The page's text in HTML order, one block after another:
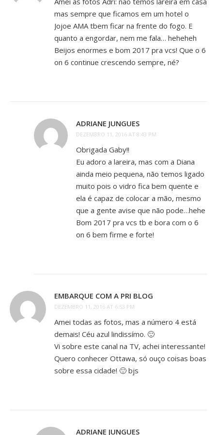
mas sempre que ficamos em um hotel o
Jojoe AMA tbem ficar na frente do fogo. E
quanto a engordar, nem me fala… heheheh
Beijos enormes e bom 2017 pra vcs! Que o 6
on 6 continue crescendo sempre, né?
ADRIANE JUNGUES
DEZEMBRO 11, 2016 AT 8:43 PM
Obrigada Gaby!!
Eu adoro a lareira, mas com a Diana
ainda meio pequena, não temos ligado
muito pois o vidro fica bem quente e
ela é capaz de colocar a mão, mesmo
que a gente avise que não pode…hehe
Bom 2017 pra vcs tb e bora com o 6
on 6 bem firme e forte!
EMBARQUE COM A PRI BLOG
DEZEMBRO 11, 2016 AT 6:53 PM
Amei todas as fotos, mas a número 4 está
demais! Céu azul lindissímo. 🙂
Vi sobre este canal na TV, achei interessante!
Quero conhecer Ottawa, só ouço coisas boas
sobre essa cidade! 🙂 bjs
ADRIANE JUNGUES